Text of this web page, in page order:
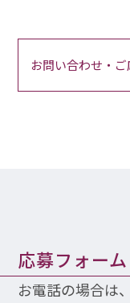
お問い合わせ・
応募フォーム
お電話の場合は